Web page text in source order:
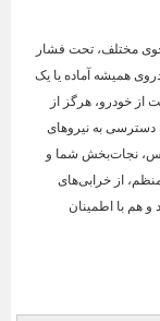
مختلف، تحت فشار
همیشه آماده یا یک
از خودرو، هرگز از
به نیروهای
نجات‌بخش شما و
از خرابی‌های
و هم با اطمینان